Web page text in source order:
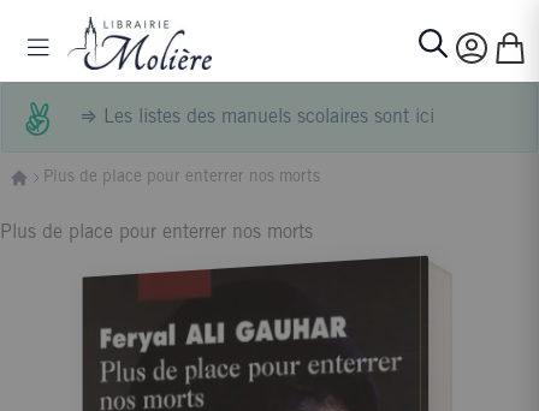
Allez au contenu
Basculer la navigation Mon
⇒ Les listes des manuels scolaires sont ici
Plus de place pour enterrer nos morts
Plus de place pour enterrer nos morts